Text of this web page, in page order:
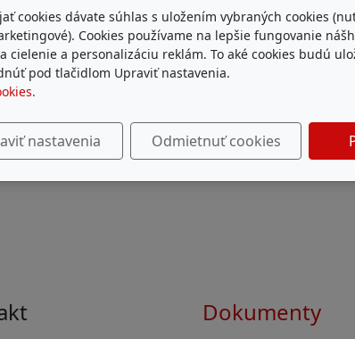
Dokumenty
cookies dávate súhlas s uložením vybraných cookies
Cookies používame na lepšie fungovanie
cielenie a personalizáciu reklám. To aké cookies budú
pod tlačidlom Upraviť nastavenia.
nastavenia Odmietnuť cookies